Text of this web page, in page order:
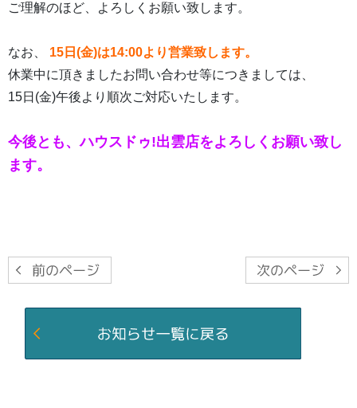
ご理解のほど、よろしくお願い致します。
なお、 15日(金)は14:00より営業致します。
休業中に頂きましたお問い合わせ等につきましては、
15日(金)午後より順次ご対応いたします。
今後とも、ハウスドゥ!出雲店をよろしくお願い致し
ます。